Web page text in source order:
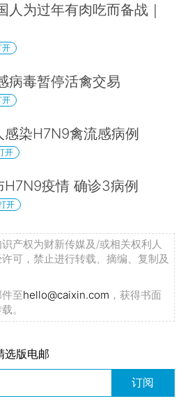
人为过年有肉吃而备战｜
开
病毒暂停活禽交易
开
染H7N9禽流感病例
开
H7N9疫情 确诊3病例
开
产权为财新传媒及/或相关权利人
可，禁止进行转载、摘编、复制及
至hello@caixin.com ，获得书面
。
选版电邮
订阅